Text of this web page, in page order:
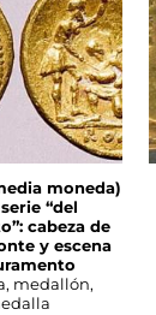
moneda)
“del
cabeza de
y escena
medallón,